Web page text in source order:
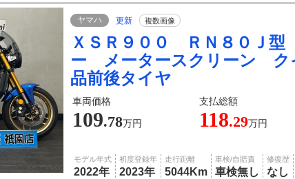
ヤマハ 更新 複数画像
ＸＳＲ９００ ＲＮ８０Ｊ
ー メータースクリーン
品前後タイヤ
車両価格 支払総額
109.78万円 118.29万円
モデル年式
2022年
初度登録年
2023年
走行距離
5044Km
車検/自賠責
車検無し
修復歴
なし